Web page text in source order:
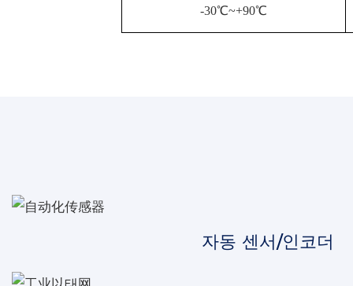
-30℃~+90℃
자동 센서/인코더